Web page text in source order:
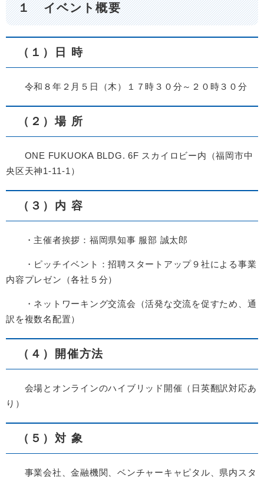
１ イベント概要​
（１）日 時
令和８年２月５日（木）１７時３０分～２０時３０分
（２）場 所
ONE FUKUOKA BLDG. 6F スカイロビー内（福岡市中
央区天神1-11-1）
（３）内 容
・主催者挨拶：福岡県知事 服部 誠太郎
・ピッチイベント：招聘スタートアップ９社による事業
内容プレゼン（各社５分）
・ネットワーキング交流会（活発な交流を促すため、通
訳を複数名配置）
（４）開催方法
会場とオンラインのハイブリッド開催（日英翻訳対応あ
り）
（５）対 象
事業会社、金融機関、ベンチャーキャピタル、県内スタ